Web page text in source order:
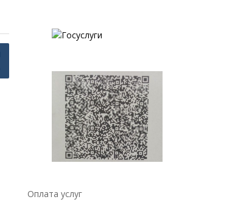
Оплата услуг